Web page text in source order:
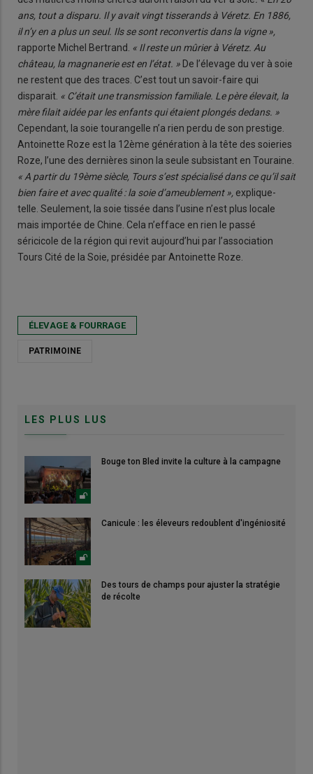
ans, tout a disparu. Il y avait vingt tisserands à Véretz. En 1886,
il n’y en a plus un seul. Ils se sont reconvertis dans la vigne »,
rapporte Michel Bertrand. « Il reste un mûrier à Véretz. Au
château, la magnanerie est en l’état. » De l’élevage du ver à soie
ne restent que des traces. C’est tout un savoir-faire qui
disparait. « C’était une transmission familiale. Le père élevait, la
mère filait aidée par les enfants qui étaient plongés dedans. »
Cependant, la soie tourangelle n’a rien perdu de son prestige.
Antoinette Roze est la 12ème génération à la tête des soieries
Roze, l’une des dernières sinon la seule subsistant en Touraine.
« A partir du 19ème siècle, Tours s’est spécialisé dans ce qu’il sait
bien faire et avec qualité : la soie d’ameublement », explique-
telle. Seulement, la soie tissée dans l’usine n’est plus locale
mais importée de Chine. Cela n’efface en rien le passé
séricicole de la région qui revit aujourd’hui par l’association
Tours Cité de la Soie, présidée par Antoinette Roze.
ÉLEVAGE & FOURRAGE
PATRIMOINE
LES PLUS LUS
Bouge ton Bled invite la culture à la campagne
Canicule : les éleveurs redoublent d'ingéniosité
Des tours de champs pour ajuster la stratégie
de récolte